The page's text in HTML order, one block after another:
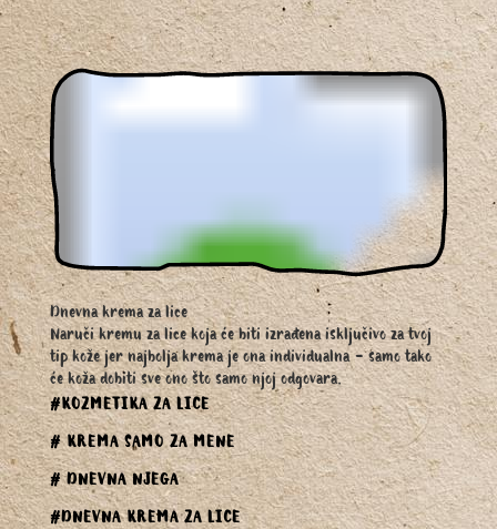
Dnevna krema za lice
Naruči kremu za lice koja će biti izrađena isključivo za tvoj
tip kože jer najbolja krema je ona individualna - samo tako
će koža dobiti sve ono što samo njoj odgovara.
#KOZMETIKA ZA LICE
# KREMA SAMO ZA MENE
# DNEVNA NJEGA
#DNEVNA KREMA ZA LICE